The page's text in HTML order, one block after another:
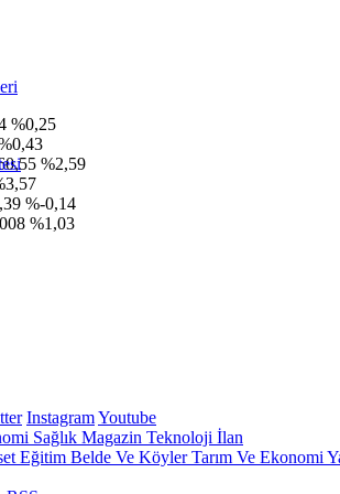
%0,25
%2,59
%-0,14
%1,03
InstagramYoutube
Sağlık Magazin Teknoloji İlan
Eğitim Belde Ve KöylerTarım Ve Ekonomi